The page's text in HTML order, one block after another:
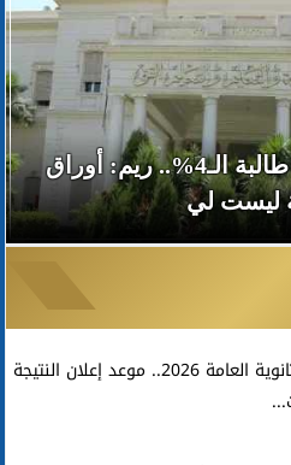
تطور جديد في أزمة طالبة الـ4%.. ريم: أوراق
ليست لي
نتيجة الثانوية العامة 2026.. موعد إعلان النتيجة